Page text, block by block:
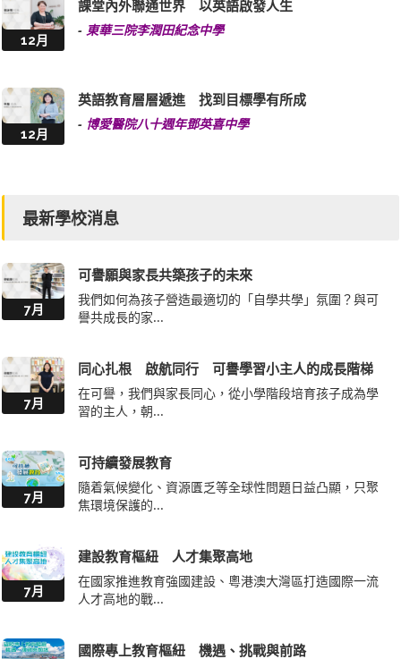
12月
課堂內外聯通世界 以英語啟發人生
- 東華三院李潤田紀念中學
12月
英語教育層層遞進 找到目標學有所成
- 博愛醫院八十週年鄧英喜中學
最新學校消息
7月
可譽願與家長共築孩子的未來
我們如何為孩子營造最適切的「自學共學」氛圍？與可
譽共成長的家...
7月
同心扎根 啟航同行 可譽學習小主人的成長階梯
在可譽，我們與家長同心，從小學階段培育孩子成為學
習的主人，朝...
7月
可持續發展教育
隨着氣候變化、資源匱乏等全球性問題日益凸顯，只聚
焦環境保護的...
7月
建設教育樞紐 人才集聚高地
在國家推進教育強國建設、粵港澳大灣區打造國際一流
人才高地的戰...
國際專上教育樞紐 機遇、挑戰與前路